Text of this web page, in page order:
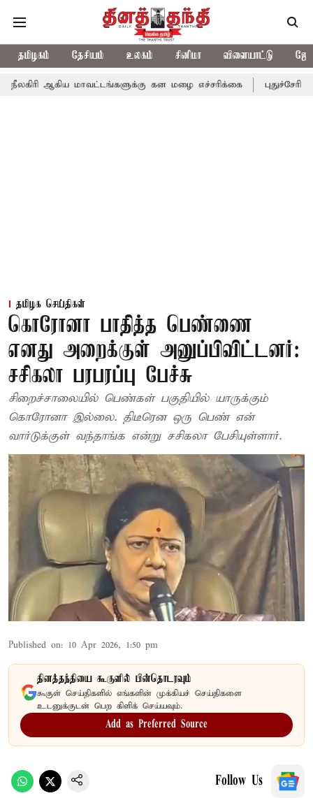
தமிழகம் தேசியம் உலகம் சினிமா விளையாட்டு
மாவட்டங்களுக்கு கன மழை எச்சரிக்கை புதுச்சேரி
தமிழக செய்திகள்
கொரோனா பாதித்த பெண்ணை
எனது அறைக்குள் அனுப்பிவிட்டனர்:
சசிகலா பரபரப்பு பேச்சு
சிறைச்சாலையில் பெண்கள் பகுதியில் யாருக்கும்
கொரோனா இல்லை. திடீரென ஒரு பெண் என்
வார்டுக்குள் வந்தாங்க என்று சசிகலா பேசியுள்ளார்.
Published on: 10 Apr 2026, 1:50 pm
தினத்தந்தியை கூகுளில் பின்தொடரவும்
கூகுள் செய்திகளில் எங்களின் முக்கியச் செய்திகளை
உடனுக்குடன் பெற கிளிக் செய்யவும்.
Add as Preferred Source
Follow Us